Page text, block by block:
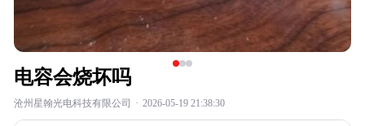
电容会烧坏吗
沧州星翰光电科技有限公司 · 2026-05-19 21:38:30